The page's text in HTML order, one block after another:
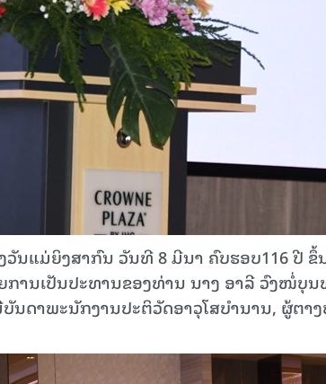
ແມ່​ຍິງ​ສ​າ​ກົນ ວັນທີ 8 ມີນາ ຄົບຮອບ116 ປີ ຂຶ້
ການເປັນປະທານຂອງທ່ານ ນາງ ອາລີ ວົງໜໍ່ບຸ
ດາ​​ພະ​ນັກ​ງານ​ປະ​ຕິ​ວັດ​ອາ​ວຸ​ໂສບໍານານ, ຜູ້ຕາ